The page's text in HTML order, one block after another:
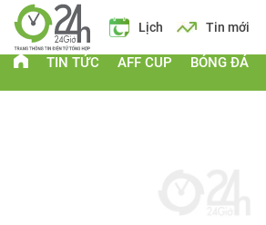
Giá vàng Lịch Tin mới
TIN TỨC AFF CUP BÓNG ĐÁ